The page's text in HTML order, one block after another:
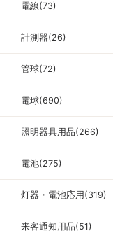
電線(73)
計測器(26)
管球(72)
電球(690)
照明器具用品(266)
電池(275)
灯器・電池応用(319)
来客通知用品(51)